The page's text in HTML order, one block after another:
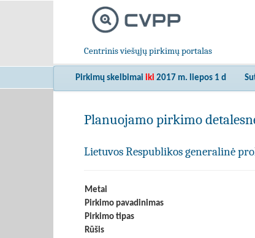
Centrinis viešųjų pirkimų portalas
Pirkimų skelbimai iki 2017 m. liepos 1 d
Planuojamo pirkimo
Lietuvos Respublikos generalinė
Metai
Pirkimo pavadinimas
Pirkimo tipas
Rūšis